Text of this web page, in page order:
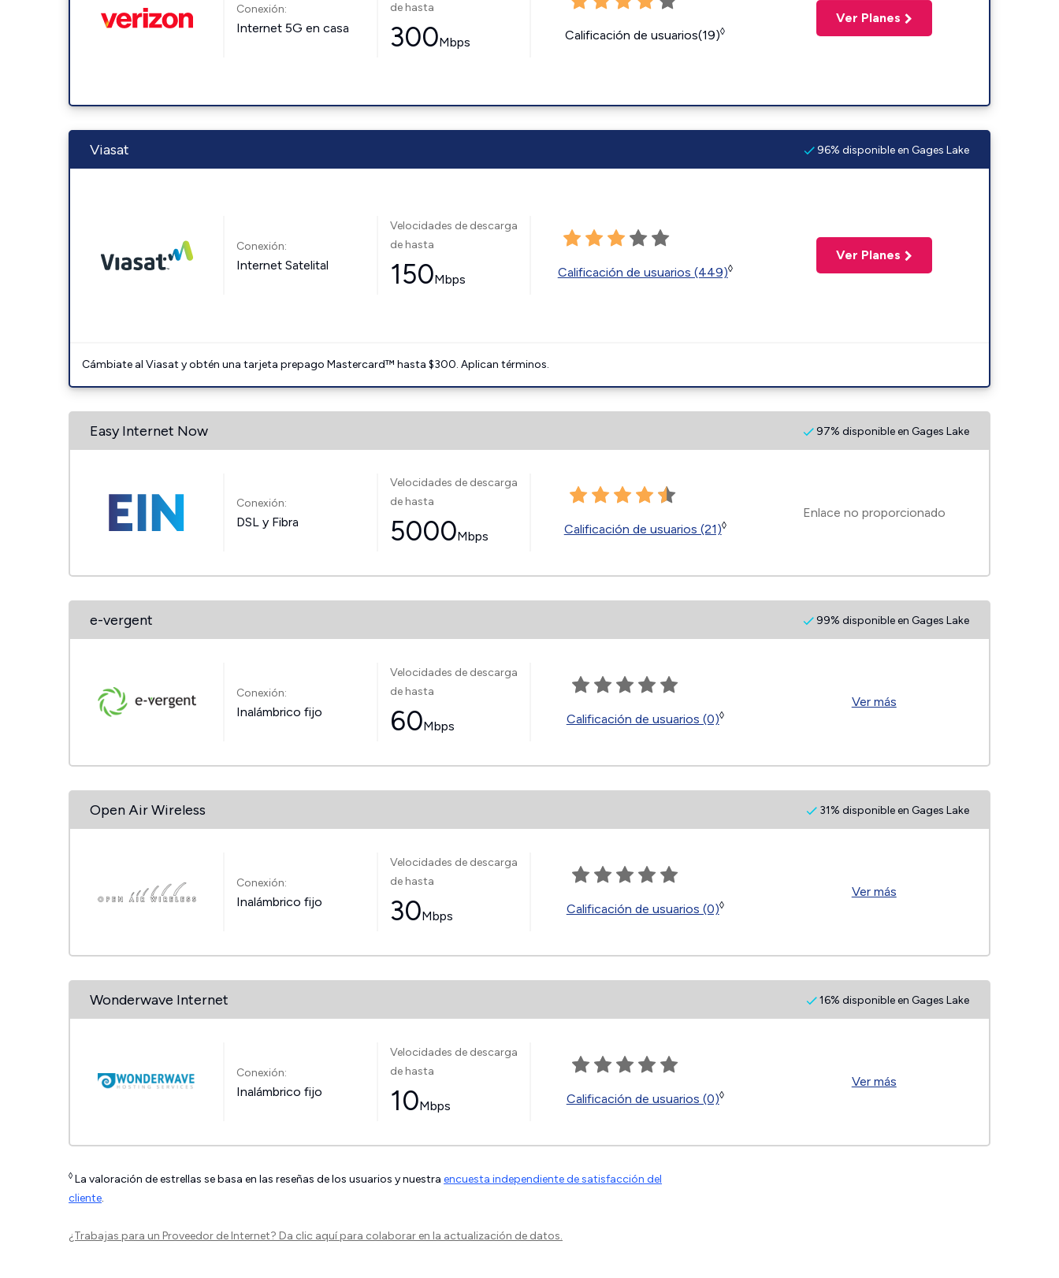
Conexión:
Internet 5G en casa
de hasta
300Mbps Calificación de usuarios(19)◊
Ver Planes
Viasat 96% disponible en Gages Lake
Conexión:
Internet Satelital
Velocidades de descarga
de hasta
150Mbps Calificación de usuarios (449)◊
Ver Planes
Cámbiate al Viasat y obtén una tarjeta prepago Mastercard™ hasta $300. Aplican términos.
Easy Internet Now 97% disponible en Gages Lake
Conexión:
DSL y Fibra
Velocidades de descarga
de hasta
5000Mbps Calificación de usuarios (21)◊
Enlace no proporcionado
e-vergent 99% disponible en Gages Lake
Conexión:
Inalámbrico fijo
Velocidades de descarga
de hasta
60Mbps Calificación de usuarios (0)◊
Ver más
Open Air Wireless 31% disponible en Gages Lake
Conexión:
Inalámbrico fijo
Velocidades de descarga
de hasta
30Mbps Calificación de usuarios (0)◊
Ver más
Wonderwave Internet 16% disponible en Gages Lake
Conexión:
Inalámbrico fijo
Velocidades de descarga
de hasta
10Mbps Calificación de usuarios (0)◊
Ver más
◊ La valoración de estrellas se basa en las reseñas de los usuarios y nuestra encuesta independiente de satisfacción del
cliente.
¿Trabajas para un Proveedor de Internet? Da clic aquípara colaborar en la actualización de datos.